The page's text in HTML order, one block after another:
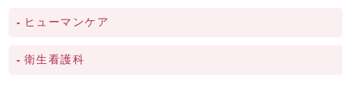
ヒューマンケア
衛生看護科